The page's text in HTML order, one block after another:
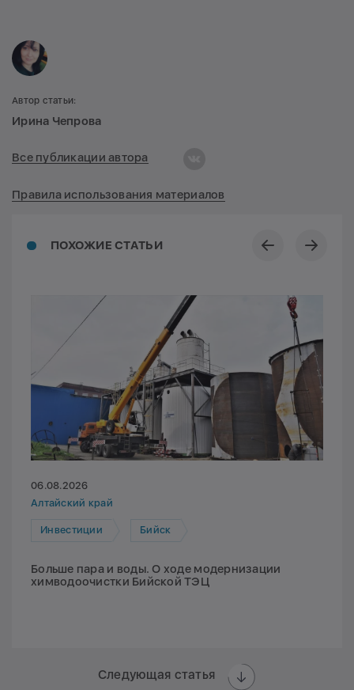
ПОХОЖИЕ СТАТЬИ
06.08.2026
Алтайский край
Инвестиции Бийск
Больше пара и воды. О ходе модернизации
химводоочистки Бийской ТЭЦ
Следующая статья
Автор статьи:
Ирина Чепрова
Все публикации автора
Правила использования материалов